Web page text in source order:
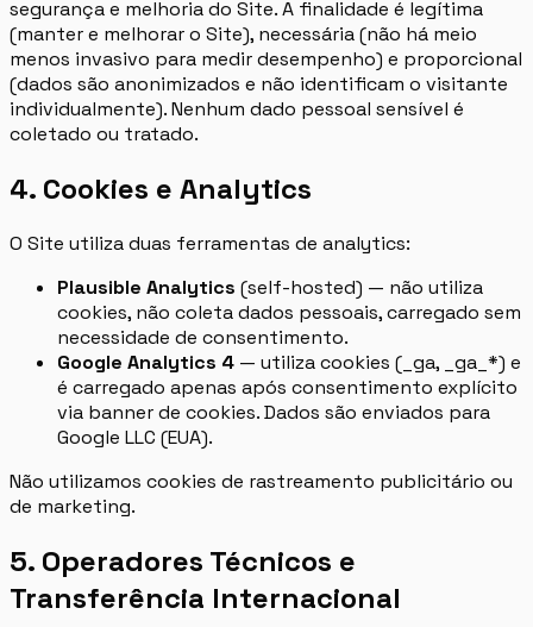
segurança e melhoria do Site. A finalidade é legítima
(manter e melhorar o Site), necessária (não há meio
menos invasivo para medir desempenho) e proporcional
(dados são anonimizados e não identificam o visitante
individualmente). Nenhum dado pessoal sensível é
coletado ou tratado.
4. Cookies e Analytics
O Site utiliza duas ferramentas de analytics:
Plausible Analytics (self-hosted) — não utiliza
cookies, não coleta dados pessoais, carregado sem
necessidade de consentimento.
Google Analytics 4 — utiliza cookies (_ga, _ga_*) e
é carregado apenas após consentimento explícito
via banner de cookies. Dados são enviados para
Google LLC (EUA).
Não utilizamos cookies de rastreamento publicitário ou
de marketing.
5. Operadores Técnicos e
Transferência Internacional